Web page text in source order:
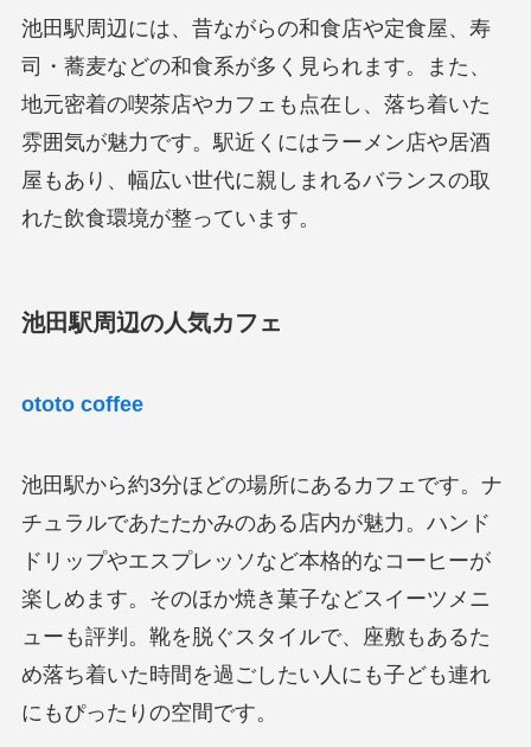
池田駅周辺には、昔ながらの和食店や定食屋、寿
司・蕎麦などの和食系が多く見られます。また、
地元密着の喫茶店やカフェも点在し、落ち着いた
雰囲気が魅力です。駅近くにはラーメン店や居酒
屋もあり、幅広い世代に親しまれるバランスの取
れた飲食環境が整っています。
池田駅周辺の人気カフェ
ototo coffee
池田駅から約3分ほどの場所にあるカフェです。ナ
チュラルであたたかみのある店内が魅力。ハンド
ドリップやエスプレッソなど本格的なコーヒーが
楽しめます。そのほか焼き菓子などスイーツメニ
ューも評判。靴を脱ぐスタイルで、座敷もあるた
め落ち着いた時間を過ごしたい人にも子ども連れ
にもぴったりの空間です。